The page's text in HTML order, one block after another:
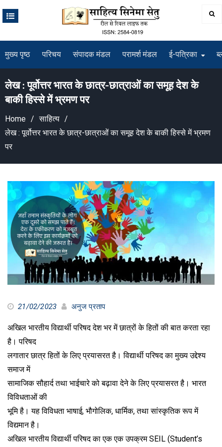
मुख्य पृष्ठ परिचय संपादक मंडल परामर्श मंडल ई-पत्रिका
लेख : पूर्वोत्तर भारत के छात्र-छात्राओं का समूह देश के
बाकी हिस्से में भ्रमण पर
Home
साहित्य
लेख : पूर्वोत्तर भारत के छात्र-छात्राओं का समूह देश के बाकी हिस्से में भ्रमण
पर
21/02/2023 अनुज प्रताप
अखिल भारतीय विद्यार्थी परिषद देश भर में छात्रों के हितों की बात करता रहा
है। परिषद
लगातार छात्र हितों के लिए प्रयासरत है। विद्यार्थी परिषद का मुख्य उद्देश्य
समाज में
सामाजिक सौहार्द तथा भाईचारे को बढ़ावा देने के लिए प्रयासरत है। भारत
विविधताओं की
भूमि है। यह विविधता भाषाई, भौगोलिक, धार्मिक, तथा सांस्कृतिक रूप में
विद्यमान है।
अखिल भारतीय विद्यार्थी परिषद का एक एक उपक्रम SEIL (Student’s